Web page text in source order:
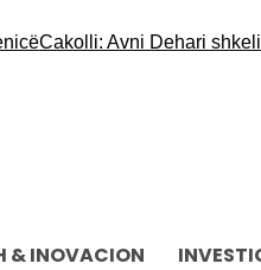
Avni Dehari shkeli
& INOVACION